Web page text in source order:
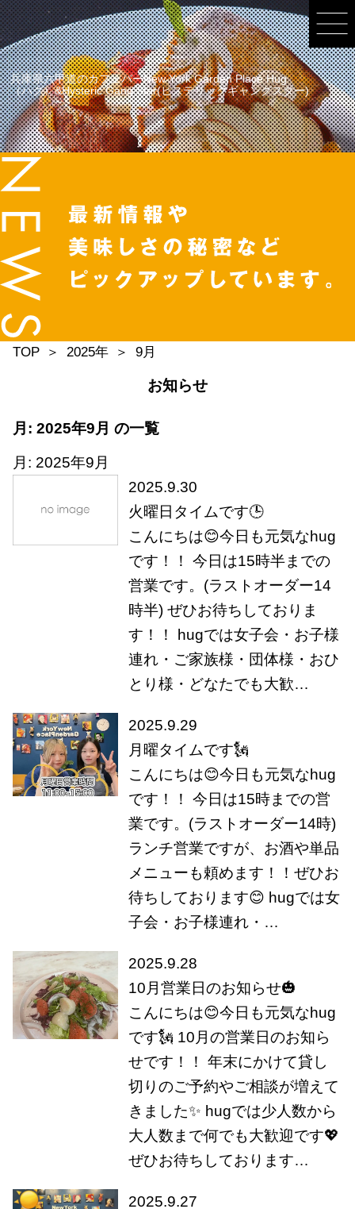
兵庫県六甲道のカフェバーNew York Garden Place Hug
（ハグ）&Hysteric Gang Star(ヒステリックギャングスター)
TOP 2025年 9月
お知らせ
月: 2025年9月 の一覧
月: 2025年9月
2025.9.30
火曜日タイムです🕒
こんにちは😊今日も元気なhug
です！！ 今日は15時半までの
営業です。(ラストオーダー14
時半) ぜひお待ちしておりま
す！！ hugでは女子会・お子様
連れ・ご家族様・団体様・おひ
とり様・どなたでも大歓…
2025.9.29
月曜タイムです🗽
こんにちは😊今日も元気なhug
です！！ 今日は15時までの営
業です。(ラストオーダー14時)
ランチ営業ですが、お酒や単品
メニューも頼めます！！ぜひお
待ちしております😊 hugでは女
子会・お子様連れ・…
2025.9.28
10月営業日のお知らせ🎃
こんにちは😊今日も元気なhug
です🗽 10月の営業日のお知ら
せです！！ 年末にかけて貸し
切りのご予約やご相談が増えて
きました✨ hugでは少人数から
大人数まで何でも大歓迎です💖
ぜひお待ちしております…
2025.9.27